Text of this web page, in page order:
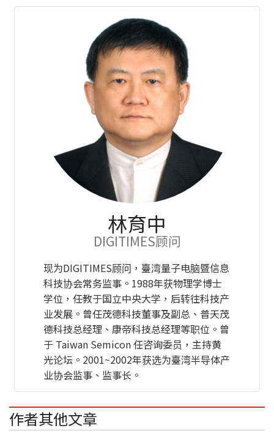
林育中
DIGITIMES顾问
现为DIGITIMES顾问，臺湾量子电脑暨信息
科技协会常务监事。1988年获物理学博士
学位，任教于国立中央大学，后转往科技产
业发展。曾任茂德科技董事及副总、普天茂
德科技总经理、康帝科技总经理等职位。曾
于 Taiwan Semicon 任咨询委员，主持黄
光论坛。2001~2002年获选为臺湾半导体产
业协会监事、监事长。
作者其他文章